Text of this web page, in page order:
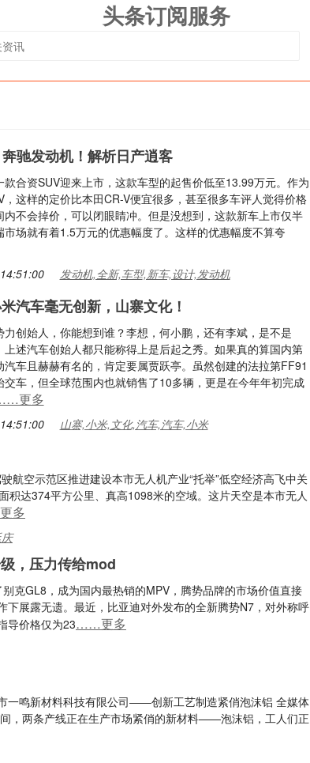
头条订阅服务
驰发动机！解析日产逍客
款合资SUV迎来上市，这款车型的起售价低至13.99万元。作为
，这样的定价比本田CR-V便宜很多，甚至很多车评人觉得价格
内不会掉价，可以闭眼睛冲。但是没想到，这款新车上市仅半
市场就有着1.5万元的优惠幅度了。这样的优惠幅度不算夸
发动机,全新,车型,新车,设计,发动机
汽车毫无创新，山寨文化！
力创始人，你能想到谁？李想，何小鹏，还有李斌，是不是
上述汽车创始人都只能称得上是后起之秀。如果真的算国内第
汽车且赫赫有名的，肯定要属贾跃亭。虽然创建的法拉第FF91
交车，但全球范围内也就销售了10多辆，更是在今年年初完成
更多
山寨,小米,文化,汽车,汽车,小米
航空示范区推进建设本市无人机产业“托举”低空经济高飞中关
达374平方公里、真高1098米的空域。这片天空是本市无人
多
，压力传给mod
克GL8，成为国内最热销的MPV，腾势品牌的市场价值直接
展露无遗。最近，比亚迪对外发布的全新腾势N7，对外称呼
导价格仅为23……更多
一鸣新材料科技有限公司——创新工艺制造紧俏泡沫铝 全媒体
，两条产线正在生产市场紧俏的新材料——泡沫铝，工人们正